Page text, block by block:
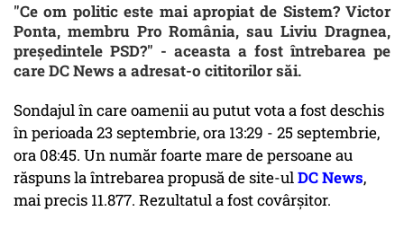
"Ce om politic este mai apropiat de Sistem? Victor
Ponta, membru Pro România, sau Liviu Dragnea,
președintele PSD?" - aceasta a fost întrebarea pe
care DC News a adresat-o cititorilor săi.
Sondajul în care oamenii au putut vota a fost deschis
în perioada 23 septembrie, ora 13:29 - 25 septembrie,
ora 08:45. Un număr foarte mare de persoane au
răspuns la întrebarea propusă de site-ulDC News,
mai precis 11.877. Rezultatul a fost covârșitor.